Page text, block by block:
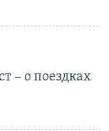
– о поездках